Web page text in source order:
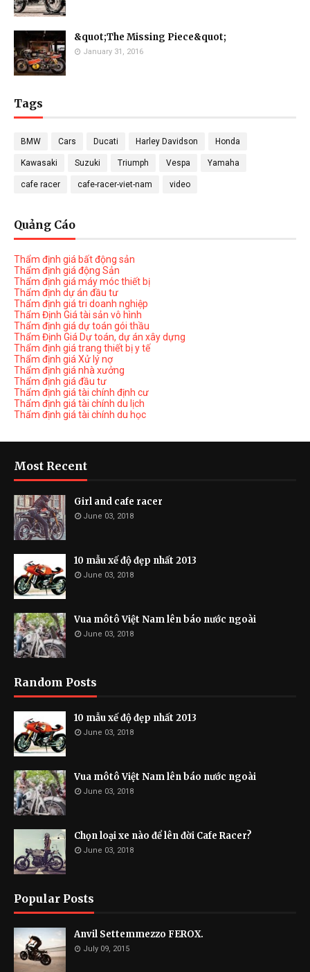
&quot;The Missing Piece&quot;
January 31, 2016
Tags
BMW Cars Ducati Harley Davidson Honda
Kawasaki Suzuki Triumph Vespa Yamaha
cafe racer cafe-racer-viet-nam video
Quảng Cáo
Thẩm định giá bất động sản
Thẩm định giá động Sản
Thẩm định giá máy móc thiết bị
Thẩm định dự án đầu tư
Thẩm định giá tri doanh nghiệp
Thẩm Định Giá tài sản vô hình
Thẩm định giá dự toán gói thầu
Thẩm Định Giá Dự toán, dự án xây dựng
Thẩm định giá trang thiết bị y tế
Thẩm định giá Xử lý nợ
Thẩm định giá nhà xưởng
Thẩm định giá đầu tư
Thẩm định giá tài chính định cư
Thẩm định giá tài chính du lịch
Thẩm định giá tài chính du học
Most Recent
Girl and cafe racer
June 03, 2018
10 mẫu xế độ đẹp nhất 2013
June 03, 2018
Vua môtô Việt Nam lên báo nước ngoài
June 03, 2018
Random Posts
10 mẫu xế độ đẹp nhất 2013
June 03, 2018
Vua môtô Việt Nam lên báo nước ngoài
June 03, 2018
Chọn loại xe nào để lên đời Cafe Racer?
June 03, 2018
Popular Posts
Anvil Settemmezzo FEROX.
July 09, 2015